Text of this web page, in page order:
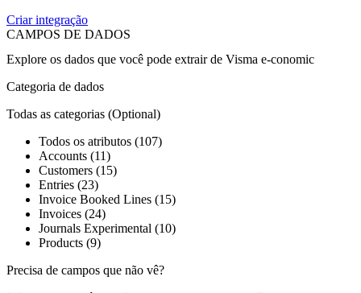
Criar integração
CAMPOS DE DADOS
Explore os dados que você pode extrair de Visma e-conomic
Categoria de dados
Todas as categorias (Optional)
Todos os atributos (107)
Accounts (11)
Customers (15)
Entries (23)
Invoice Booked Lines (15)
Invoices (24)
Journals Experimental (10)
Products (9)
Precisa de campos que não vê?